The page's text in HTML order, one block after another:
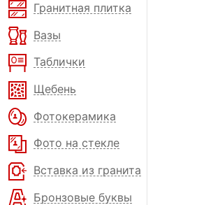
Гранитная плитка
Вазы
Таблички
Щебень
Фотокерамика
Фото на стекле
Вставка из гранита
Бронзовые буквы